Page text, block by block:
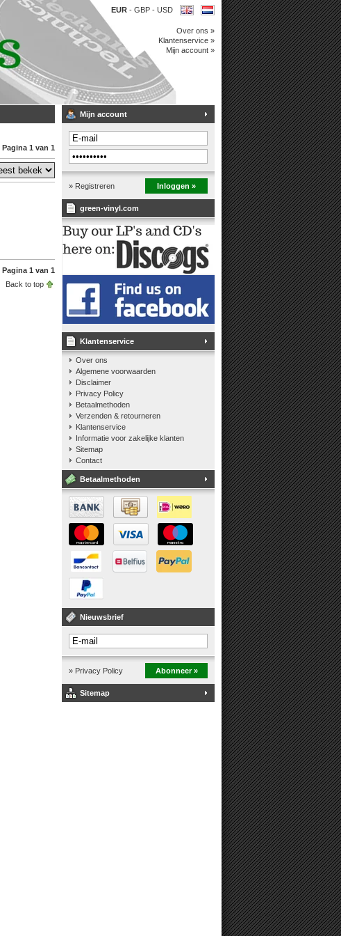
EUR - GBP - USD
Over ons »
Klantenservice »
Mijn account »
Pagina 1 van 1
Pagina 1 van 1
Back to top
Mijn account
» Registreren Inloggen »
green-vinyl.com
Klantenservice
Over ons
Algemene voorwaarden
Disclaimer
Privacy Policy
Betaalmethoden
Verzenden & retourneren
Klantenservice
Informatie voor zakelijke klanten
Sitemap
Contact
Betaalmethoden
Nieuwsbrief
» Privacy Policy Abonneer »
Sitemap